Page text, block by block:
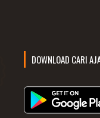
DOWNLOAD CARI